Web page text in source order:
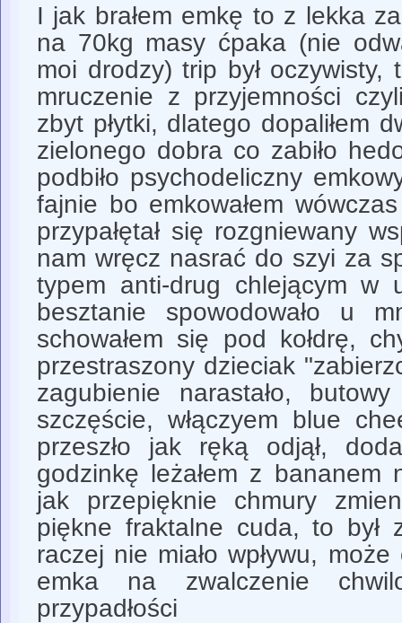
I jak brałem emkę to z lekka
na 70kg masy ćpaka (nie
moi drodzy) trip był oczywisty,
mruczenie z przyjemności
zbyt płytki, dlatego dopaliłem
zielonego dobra co zabiło
podbiło psychodeliczny
fajnie bo emkowałem
przypałętał się rozgniewany
nam wręcz nasrać do szyi za
typem anti-drug chlejącym
besztanie spowodowało u
schowałem się pod kołdrę,
przestraszony dzieciak
zagubienie narastało,
szczęście, włączyem blue
przeszło jak ręką odjął,
godzinkę leżałem z bananem
jak przepięknie chmury
piękne fraktalne cuda, to był
raczej nie miało wpływu, może
emka na zwalczenie
przypadłości